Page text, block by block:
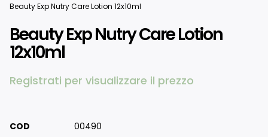
Beauty Exp Nutry Care Lotion 12x10ml
Beauty Exp Nutry Care Lotion
12x10ml
Registrati per visualizzare il prezzo
COD
00490